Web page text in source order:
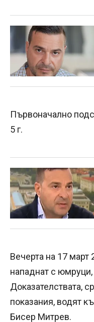
Първоначално
5 г.
Вечерта на 17 март
нападнат с
Доказателствата,
показания, водят
Бисер Митрев.